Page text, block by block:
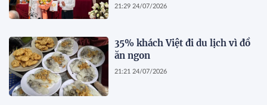
ngành kinh tế
21:29 24/07/2026
35% khách Việt đi du lịch vì đồ
ăn ngon
21:21 24/07/2026